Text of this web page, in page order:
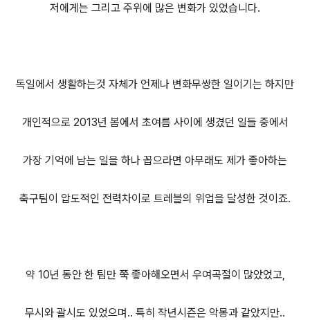
저에게는 그리고 주위에 많은 변화가 있었습니다.
독일에서 생활하는것 자체가 언제나 변화무쌍한 일이기는 하지만
개인적으로 2013년 봄에서 초여름 사이에 생겼던 일들 중에서
가장 기억에 남는 일을 하나 꼽으라면 아무래도 제가 좋아하는
축구팀이 압도적인 전력차이로 트레블의 위업을 달성한 것이죠.
약 10년 동안 한 팀만 쭉 좋아해오면서 우여곡절이 많았었고,
무시와 괄시도 있었으며.. 특히 작년시즌은 악몽과 같았지만..